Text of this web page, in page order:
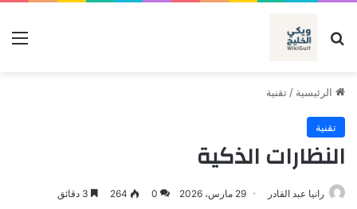
بحث عن
الرئيسية / تقنية
تقنية
النظارات الذكية
رانيا عبد القادر 29 مارس، 2026 0
264